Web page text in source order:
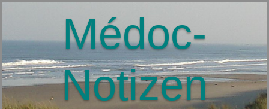
Médoc-
Notizen